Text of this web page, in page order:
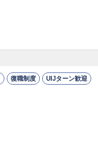
復職制度 UIJターン歓迎